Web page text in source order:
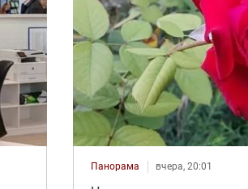
Панорама вчера, 20:01